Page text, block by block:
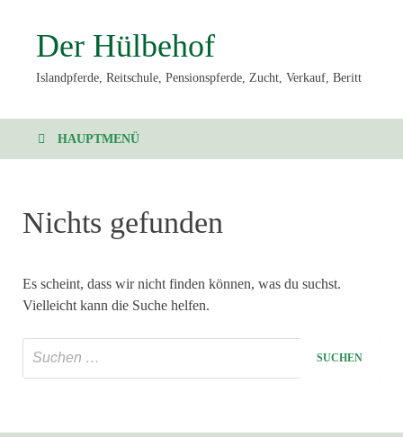
Der Hülbehof
Islandpferde, Reitschule, Pensionspferde, Zucht, Verkauf, Beritt
HAUPTMENÜ
Nichts gefunden
Es scheint, dass wir nicht finden können, was du suchst.
Vielleicht kann die Suche helfen.